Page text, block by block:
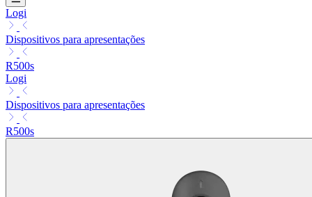
Logi
Dispositivos para apresentações
R500s
Logi
Dispositivos para apresentações
R500s